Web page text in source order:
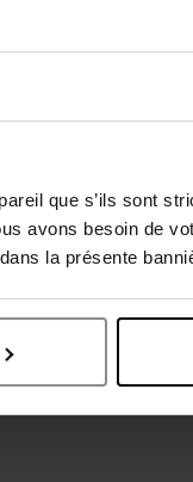
que s’ils sont
avons besoin de
la présente
?